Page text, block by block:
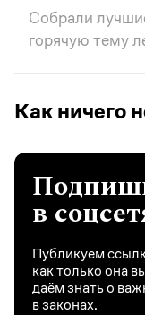
Собрали
горячую тему
Как ничего
в
Публикуем
как только она
даём знать о
в законах.